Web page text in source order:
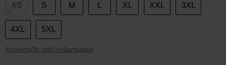
XS S M XL XXL 3XL
4XL 5XL
Artikelmaße und Größentabelle